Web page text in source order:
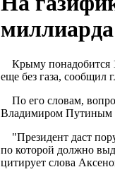
Крыму понадобится
еще без газа, сообщил
По его словам,
Владимиром Путиным
"Президент даст
по которой должно
цитирует слова